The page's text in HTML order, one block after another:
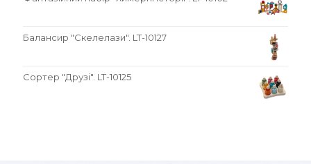
Балансир "Скелелази". LT-10127
Сортер "Друзі". LT-10125